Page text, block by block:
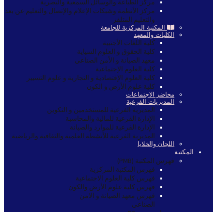
مركز الطباعة والوسائل السمعية والبصرية
مركز الأنظمة وشبكات الإعلام والإتصال والتعليم عن بعد
والتعليم المتلفز
المكتبة المركزية للجامعة
الكليات والمعهد
كلية اللغات الأجنبية
كلية الحقوق و العلوم السياية
معهد الصيانة و الأمن الصناعي
كلية العلوم الإجتماعية
كلية العلوم الإقتصادية و التجارية و علوم التسيير
كلية علوم الأرض و الكون
محاضر الاجتماعات
المديريات الفرعية
المديرية الفرعية للمستخدمين و التكوين
الإدارة الفرعية للمالية والمحاسبة
الإدارة الفرعية للموارد والصيانة
المديرية الفرعية للأنشطة العلمية والثقافية والرياضية
اللجان والخلايا
المكتبة
فهرس المكتبة (PMB)
فهرس المكتبة المركزية
فهرس كلية العلوم الاجتماعية
فهرس كلية علوم الأرض والكون
فهرس معهد الصيانة و الامن
الصناعي